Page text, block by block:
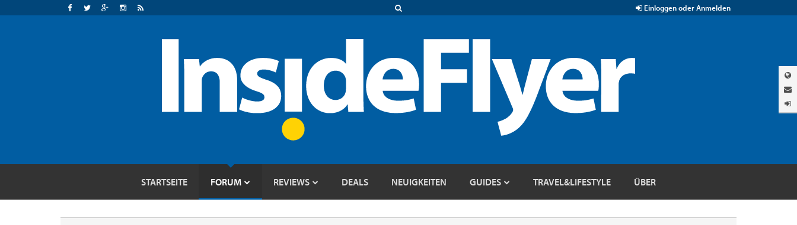
Einloggen oder Anmelden
STARTSEITE FORUM REVIEWS DEALS NEUIGKEITEN GUIDES TRAVEL&LIFESTYLE ÜBER